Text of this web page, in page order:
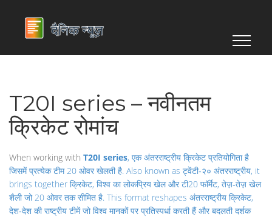
T20I series – नवीनतम
क्रिकेट रोमांच
When working with T20I series, एक अंतरराष्ट्रीय क्रिकेट प्रतियोगिता है
जिसमें प्रत्येक टीम 20 ओवर खेलती है. Also known as ट्वेंटी‑२० अंतरराष्ट्रीय, it
brings together क्रिकेट, विश्व का लोकप्रिय खेलऔरटी20 फॉर्मेट, तेज़‑तेज़ खेल
शैली जो 20 ओवर तक सीमित है. This format reshapes अंतरराष्ट्रीय क्रिकेट,
देश‑देश की राष्ट्रीय टीमें जो विश्व मानकों पर प्रतिस्पर्धा करती हैंऔर बदलती दर्शक